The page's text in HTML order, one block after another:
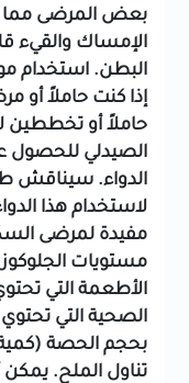
بعض المرضى مما
الإمساك والقيء
البطن. استخدام
إذا كنت حاملاً أو
حاملاً أو تخططين
الصيدلي للحصول
الدواء. سيناقش
لاستخدام هذا
مفيدة لمرضى
مستويات
الأطعمة التي
الصحية التي
بحجم الحصة (كمية
تناول الملح. يمكن